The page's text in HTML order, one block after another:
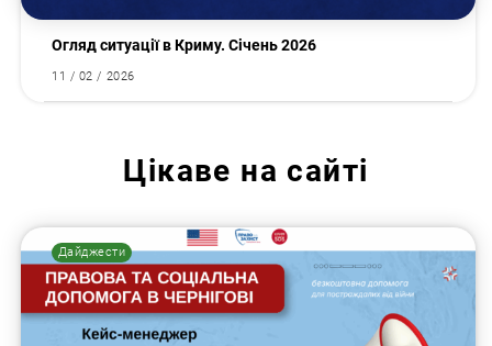
Огляд ситуації в Криму. Січень 2026
11 / 02 / 2026
Цікаве на сайті
Дайджести